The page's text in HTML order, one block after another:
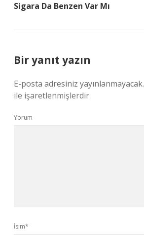
Sigara Da Benzen Var Mı
Bir yanıt yazın
E-posta adresiniz yayınlanmayacak.
ile işaretlenmişlerdir
Yorum
İsim*